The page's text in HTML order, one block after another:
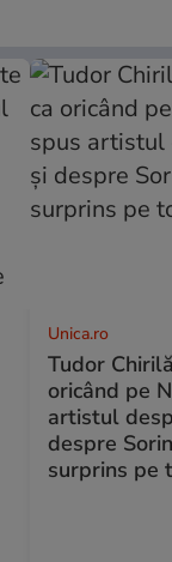
Unica.ro
Tudor
oricând pe
artistul
despre
surprins pe